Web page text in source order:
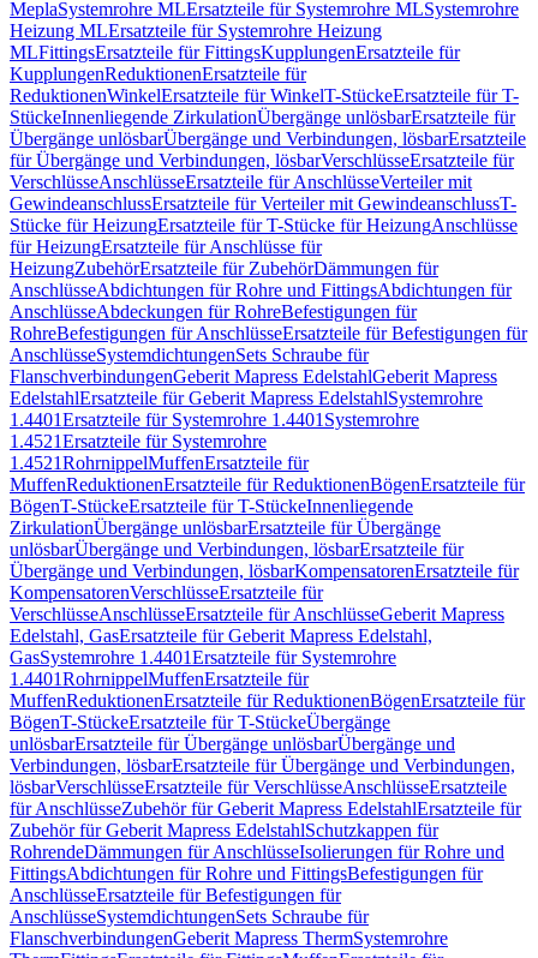
MeplaSystemrohre MLErsatzteile für Systemrohre MLSystemrohre
Heizung MLErsatzteile für Systemrohre Heizung
MLFittingsErsatzteile für FittingsKupplungenErsatzteile für
KupplungenReduktionenErsatzteile für
ReduktionenWinkelErsatzteile für WinkelT-StückeErsatzteile für T-
StückeInnenliegende ZirkulationÜbergänge unlösbarErsatzteile für
Übergänge unlösbarÜbergänge und Verbindungen, lösbarErsatzteile
für Übergänge und Verbindungen, lösbarVerschlüsseErsatzteile für
VerschlüsseAnschlüsseErsatzteile für AnschlüsseVerteiler mit
GewindeanschlussErsatzteile für Verteiler mit GewindeanschlussT-
Stücke für HeizungErsatzteile für T-Stücke für HeizungAnschlüsse
für HeizungErsatzteile für Anschlüsse für
HeizungZubehörErsatzteile für ZubehörDämmungen für
AnschlüsseAbdichtungen für Rohre und FittingsAbdichtungen für
AnschlüsseAbdeckungen für RohreBefestigungen für
RohreBefestigungen für AnschlüsseErsatzteile für Befestigungen für
AnschlüsseSystemdichtungenSets Schraube für
FlanschverbindungenGeberit Mapress EdelstahlGeberit Mapress
EdelstahlErsatzteile für Geberit Mapress EdelstahlSystemrohre
1.4401Ersatzteile für Systemrohre 1.4401 Systemrohre
1.4521Ersatzteile für Systemrohre
1.4521RohrnippelMuffenErsatzteile für
MuffenReduktionenErsatzteile für ReduktionenBögenErsatzteile für
BögenT-StückeErsatzteile für T-StückeInnenliegende
ZirkulationÜbergänge unlösbarErsatzteile für Übergänge
unlösbarÜbergänge und Verbindungen, lösbarErsatzteile für
Übergänge und Verbindungen, lösbarKompensatorenErsatzteile für
KompensatorenVerschlüsseErsatzteile für
VerschlüsseAnschlüsseErsatzteile für AnschlüsseGeberit Mapress
Edelstahl, GasErsatzteile für Geberit Mapress Edelstahl,
GasSystemrohre 1.4401Ersatzteile für Systemrohre
1.4401RohrnippelMuffenErsatzteile für
MuffenReduktionenErsatzteile für ReduktionenBögenErsatzteile für
BögenT-StückeErsatzteile für T-StückeÜbergänge
unlösbarErsatzteile für Übergänge unlösbarÜbergänge und
Verbindungen, lösbarErsatzteile für Übergänge und Verbindungen,
lösbarVerschlüsseErsatzteile für VerschlüsseAnschlüsseErsatzteile
für AnschlüsseZubehör für Geberit Mapress EdelstahlErsatzteile für
Zubehör für Geberit Mapress EdelstahlSchutzkappen für
RohrendeDämmungen für AnschlüsseIsolierungen für Rohre und
FittingsAbdichtungen für Rohre und FittingsBefestigungen für
AnschlüsseErsatzteile für Befestigungen für
AnschlüsseSystemdichtungenSets Schraube für
FlanschverbindungenGeberit Mapress ThermSystemrohre